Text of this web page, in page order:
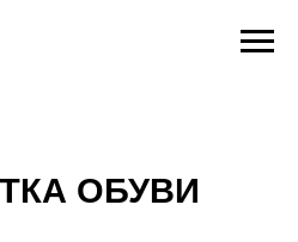
ОБУВИ